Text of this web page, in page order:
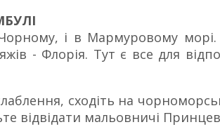
і в Мармуровому
- Флорія. Тут є все для
сходіть на
відвідати мальовничі